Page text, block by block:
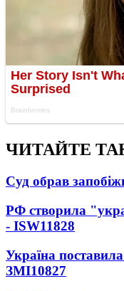
ЧИТАЙТЕ
Суд обрав
РФ створила
- ISW11828
Україна
ЗМІ10827